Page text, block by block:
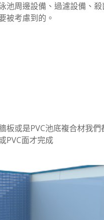
周邊設備、過濾設備、
被考慮到的。
或是PVC池底複合材我
PVC面才完成